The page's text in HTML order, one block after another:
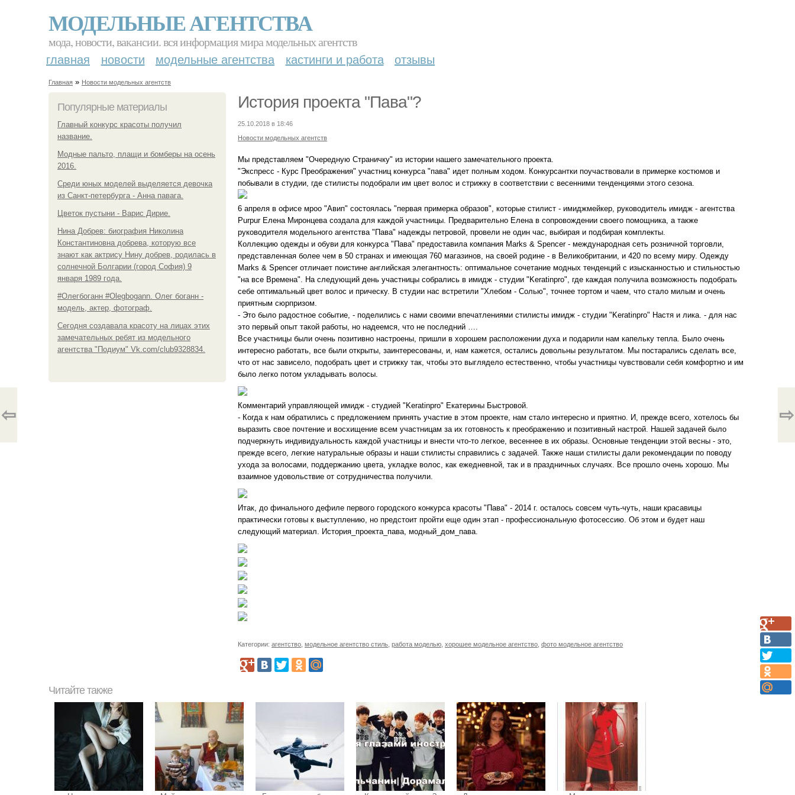
МОДЕЛЬНЫЕ АГЕНТСТВА
мода, новости, вакансии. вся информация мира модельных агентств
главная новости модельные агентства кастинги и работа отзывы
Главная » Новости модельных агентств
Популярные материалы
Главный конкурс красоты получил
название.
Модные пальто, плащи и бомберы на осень
2016.
Среди юных моделей выделяется девочка
из Санкт-петербурга - Анна павага.
Цветок пустыни - Варис Дирие.
Нина Добрев: биография Николина
Константиновна добрева, которую все
знают как актрису Нину добрев, родилась в
солнечной Болгарии (город София) 9
января 1989 года.
#Олегбоганн #Olegbogann. Олег боганн -
модель, актер, фотограф.
Сегодня создавала красоту на лицах этих
замечательных ребят из модельного
агентства "Подиум" Vk.com/club9328834.
История проекта "Пава"?
25.10.2018 в 18:46
Новости модельных агентств
Мы представляем "Очередную Страничку" из истории нашего замечательного проекта.
"Экспресс - Курс Преображения" участниц конкурса "пава" идет полным ходом. Конкурсантки поучаствовали в примерке костюмов и
побывали в студии, где стилисты подобрали им цвет волос и стрижку в соответствии с весенними тенденциями этого сезона.
6 апреля в офисе мроо "Авип" состоялась "первая примерка образов", которые стилист - имиджмейкер, руководитель имидж - агентства
Purpur Елена Миронцева создала для каждой участницы. Предварительно Елена в сопровождении своего помощника, а также
руководителя модельного агентства "Пава" надежды петровой, провели не один час, выбирая и подбирая комплекты.
Коллекцию одежды и обуви для конкурса "Пава" предоставила компания Marks & Spencer - международная сеть розничной торговли,
представленная более чем в 50 странах и имеющая 760 магазинов, на своей родине - в Великобритании, и 420 по всему миру. Одежду
Marks & Spencer отличает поистине английская элегантность: оптимальное сочетание модных тенденций с изысканностью и стильностью
"на все Времена". На следующий день участницы собрались в имидж - студии "Keratinpro", где каждая получила возможность подобрать
себе оптимальный цвет волос и прическу. В студии нас встретили "Хлебом - Солью", точнее тортом и чаем, что стало милым и очень
приятным сюрпризом.
- Это было радостное событие, - поделились с нами своими впечатлениями стилисты имидж - студии "Keratinpro" Настя и лика. - для нас
это первый опыт такой работы, но надеемся, что не последний ….
Все участницы были очень позитивно настроены, пришли в хорошем расположении духа и подарили нам капельку тепла. Было очень
интересно работать, все были открыты, заинтересованы, и, нам кажется, остались довольны результатом. Мы постарались сделать все,
что от нас зависело, подобрать цвет и стрижку так, чтобы это выглядело естественно, чтобы участницы чувствовали себя комфортно и им
было легко потом укладывать волосы.
Комментарий управляющей имидж - студией "Keratinpro" Екатерины Быстровой.
- Когда к нам обратились с предложением принять участие в этом проекте, нам стало интересно и приятно. И, прежде всего, хотелось бы
выразить свое почтение и восхищение всем участницам за их готовность к преображению и позитивный настрой. Нашей задачей было
подчеркнуть индивидуальность каждой участницы и внести что-то легкое, весеннее в их образы. Основные тенденции этой весны - это,
прежде всего, легкие натуральные образы и наши стилисты справились с задачей. Также наши стилисты дали рекомендации по поводу
ухода за волосами, поддержанию цвета, укладке волос, как ежедневной, так и в праздничных случаях. Все прошло очень хорошо. Мы
взаимное удовольствие от сотрудничества получили.
Итак, до финального дефиле первого городского конкурса красоты "Пава" - 2014 г. осталось совсем чуть-чуть, наши красавицы
практически готовы к выступлению, но предстоит пройти еще один этап - профессиональную фотосессию. Об этом и будет наш
следующий материал. История_проекта_пава, модный_дом_пава.
Категории: агентство модельное агентство стиль работа моделью хорошее модельное агентство фото модельное агентство
⇦ ⇨
Читайте также